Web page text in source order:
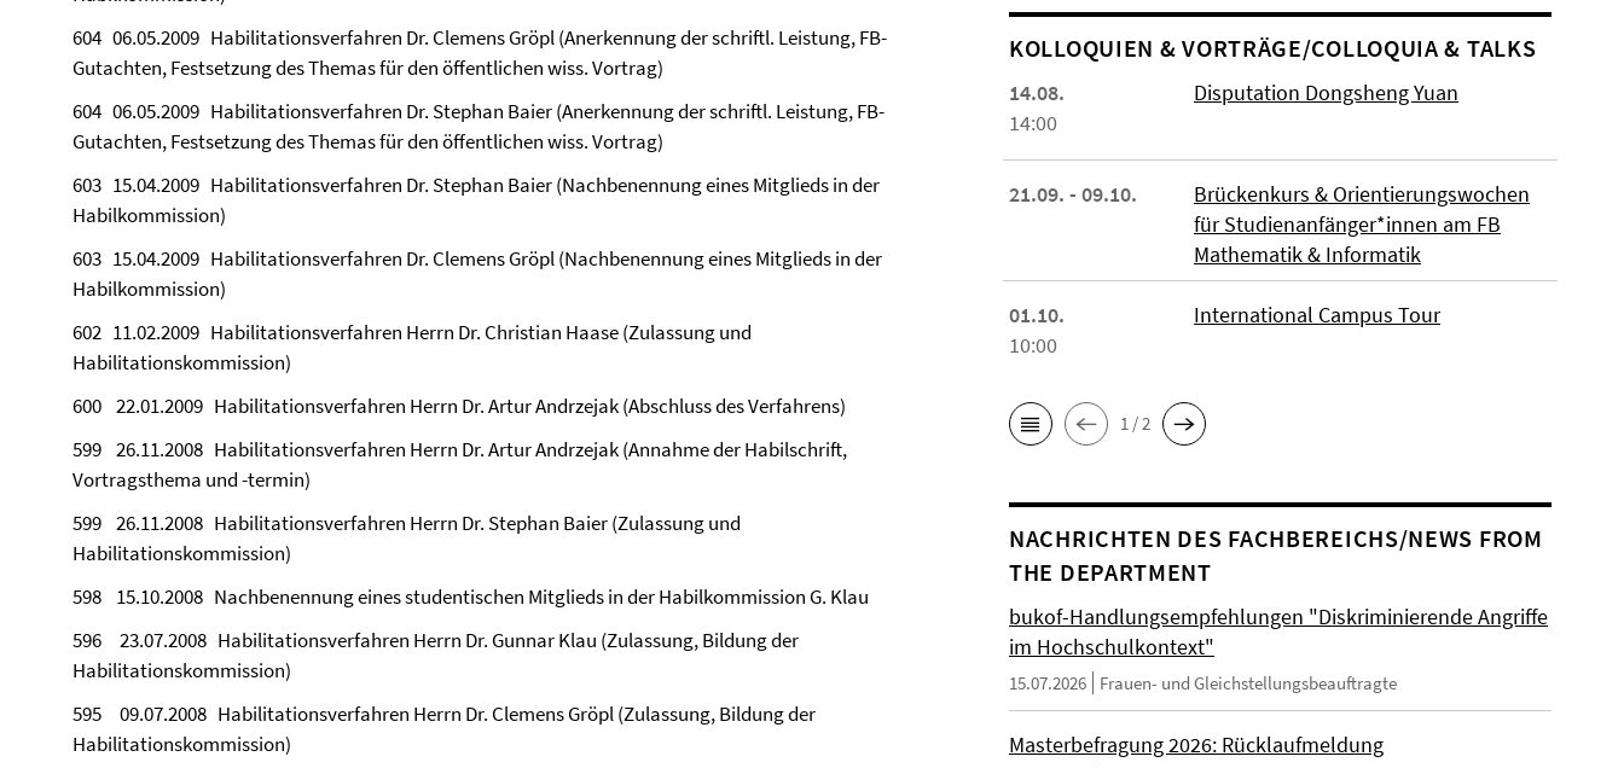
604 06.05.2009 Habilitationsverfahren Dr. Clemens Gröpl (Anerkennung der schriftl. Leistung, FB-
Gutachten, Festsetzung des Themas für den öffentlichen wiss. Vortrag)
604 06.05.2009 Habilitationsverfahren Dr. Stephan Baier (Anerkennung der schriftl. Leistung, FB-
Gutachten, Festsetzung des Themas für den öffentlichen wiss. Vortrag)
603 15.04.2009 Habilitationsverfahren Dr. Stephan Baier (Nachbenennung eines Mitglieds in der
Habilkommission)
603 15.04.2009 Habilitationsverfahren Dr. Clemens Gröpl (Nachbenennung eines Mitglieds in der
Habilkommission)
602 11.02.2009 Habilitationsverfahren Herrn Dr. Christian Haase (Zulassung und
Habilitationskommission)
600 22.01.2009 Habilitationsverfahren Herrn Dr. Artur Andrzejak (Abschluss des Verfahrens)
599 26.11.2008 Habilitationsverfahren Herrn Dr. Artur Andrzejak (Annahme der Habilschrift,
Vortragsthema und -termin)
599 26.11.2008 Habilitationsverfahren Herrn Dr. Stephan Baier (Zulassung und
Habilitationskommission)
598 15.10.2008 Nachbenennung eines studentischen Mitglieds in der Habilkommission G. Klau
596 23.07.2008 Habilitationsverfahren Herrn Dr. Gunnar Klau (Zulassung, Bildung der
Habilitationskommission)
595 09.07.2008 Habilitationsverfahren Herrn Dr. Clemens Gröpl (Zulassung, Bildung der
Habilitationskommission)
KOL­LO­QUIEN & VORTRÄGE/COLLOQUIA & TALKS
14.08.
14:00
Disputation Dongsheng Yuan
21.09. - 09.10.
Brückenkurs & Orientierungswochen
für Studienanfänger*innen am FB
Mathematik & Informatik
01.10.
10:00
International Campus Tour
1 / 2
NACHRICHTEN DES FACHBEREICHS/NEWS FROM
THE DEPARTMENT
bukof-Handlungsempfehlungen "Diskriminierende Angriffe
im Hochschulkontext"
15.07.2026 Frauen- und Gleichstellungsbeauftragte
Masterbefragung 2026: Rücklaufmeldung